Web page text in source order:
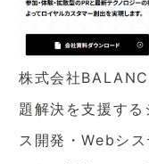
株式会社
題解決を支援す
ス開発・Webシ